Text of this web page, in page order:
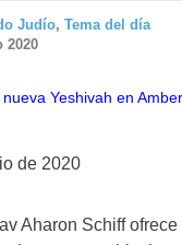
Judío, Tema del día
2020
de 2020
Aharon Schiff ofrece